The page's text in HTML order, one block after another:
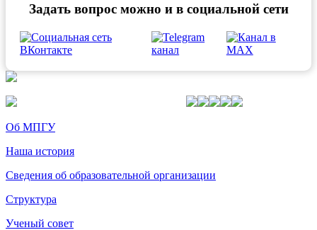
Задать вопрос можно и в социальной сети
Об МПГУ
Наша история
Сведения об образовательной организации
Структура
Ученый совет